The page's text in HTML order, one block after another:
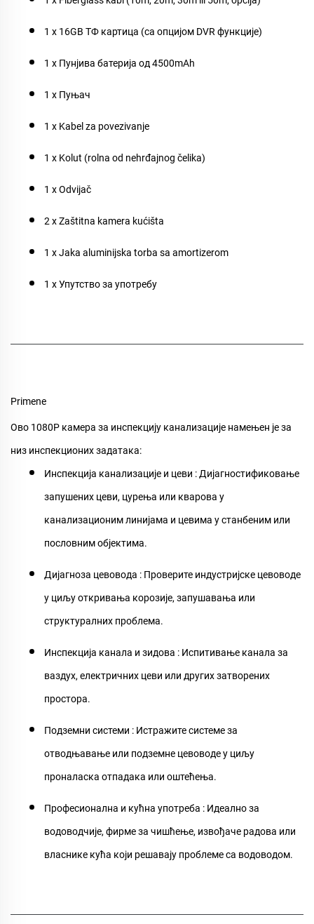
1 x 16GB ТФ картица (са опцијом DVR функције)
1 x Пунјива батерија од 4500mAh
1 x Пуњач
1 x Kabel za povezivanje
1 x Kolut (rolna od nehrđajnog čelika)
1 x Odvijač
2 x Zaštitna kamera kućišta
1 x Jaka aluminijska torba sa amortizerom
1 x Упутство за употребу
Primene
Ово 1080P камера за инспекцију канализације намењен је за
низ инспекционих задатака:
Инспекција канализације и цеви : Дијагностификовање
запушених цеви, цурења или кварова у
канализационим линијама и цевима у станбеним или
пословним објектима.
Дијагноза цевовода : Проверите индустријске цевоводе
у циљу откривања корозије, запушавања или
структуралних проблема.
Инспекција канала и зидова : Испитивање канала за
ваздух, електричних цеви или других затворених
простора.
Подземни системи : Истражите системе за
отводњавање или подземне цевоводе у циљу
проналаска отпадака или оштећења.
Професионална и кућна употреба : Идеално за
водоводчије, фирме за чишћење, извођаче радова или
власнике кућа који решавају проблеме са водоводом.